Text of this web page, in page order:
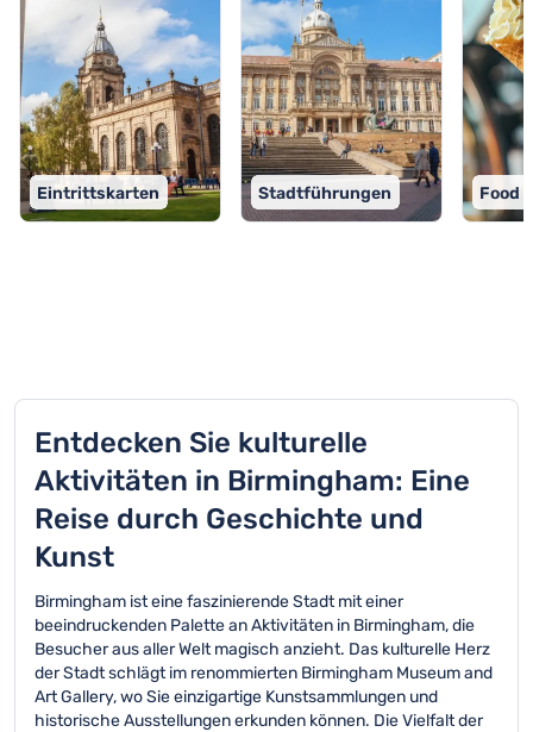
Eintrittskarten Stadtführungen Food
Entdecken Sie kulturelle
Aktivitäten in Birmingham: Eine
Reise durch Geschichte und
Kunst
Birmingham ist eine faszinierende Stadt mit einer
beeindruckenden Palette an Aktivitäten in Birmingham, die
Besucher aus aller Welt magisch anzieht. Das kulturelle Herz
der Stadt schlägt im renommierten Birmingham Museum and
Art Gallery, wo Sie einzigartige Kunstsammlungen und
historische Ausstellungen erkunden können. Die Vielfalt der